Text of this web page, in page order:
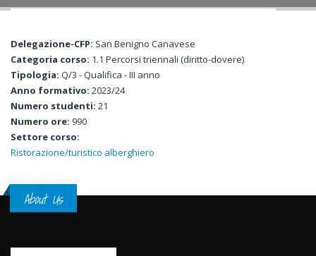
Delegazione-CFP: San Benigno Canavese
Categoria corso: 1.1 Percorsi triennali (diritto-dovere)
Tipologia: Q/3 - Qualifica - III anno
Anno formativo: 2023/24
Numero studenti: 21
Numero ore: 990
Settore corso:
Ristorazione/turistico alberghiero
About Us